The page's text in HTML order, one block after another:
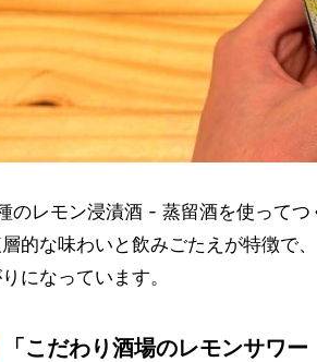
のレモン浸漬酒 - 蒸留酒を使って
的な味わいと飲みごたえが特徴で
になっています。
「こだわり酒場のレモンサワ